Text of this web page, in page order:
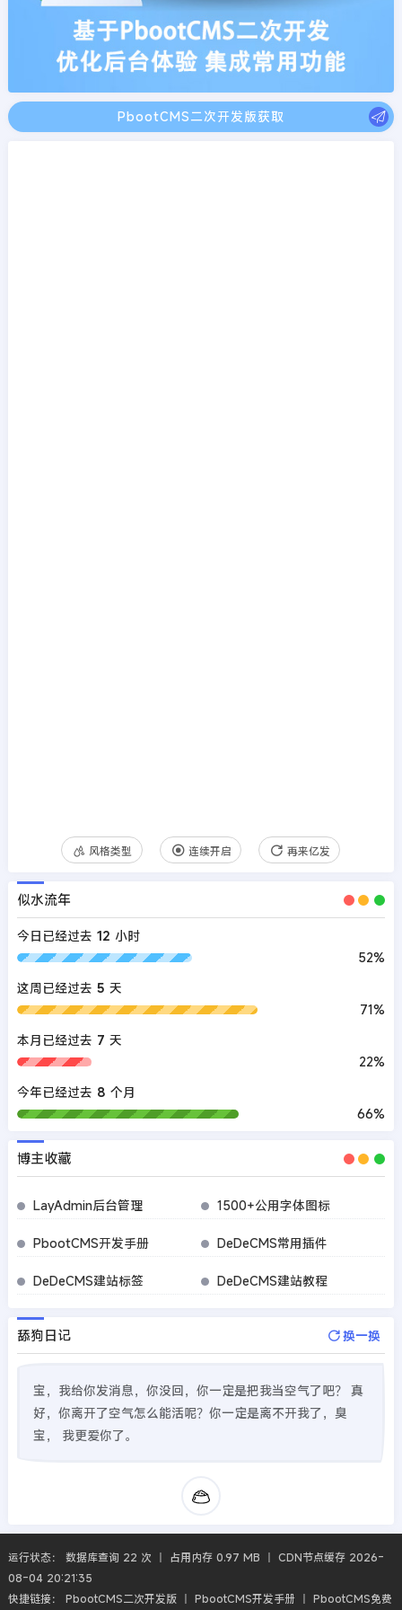
PbootCMS二次开发版获取
风格类型 连续开启 再来亿发
似水流年
今日已经过去 12 小时
52%
这周已经过去 5 天
71%
本月已经过去 7 天
22%
今年已经过去 8 个月
66%
博主收藏
LayAdmin后台管理 1500+公用字体图标
PbootCMS开发手册 DeDeCMS常用插件
DeDeCMS建站标签 DeDeCMS建站教程
舔狗日记 换一换
宝，我给你发消息，你没回，你一定是把我当空气了吧？ 真
好，你离开了空气怎么能活呢？你一定是离不开我了，臭
宝， 我更爱你了。
运行状态： 数据库查询 22 次 丨 占用内存 0.97 MB 丨 CDN节点缓存 2026-
08-04 20:21:35
快捷链接： PbootCMS二次开发版丨 PbootCMS开发手册 丨 PbootCMS免费